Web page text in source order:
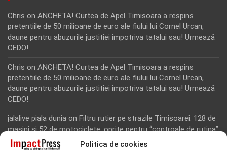
Politica de cookies
Chris on ANCHETA! Curtea de Apel Timisoara a respins
pretentiile de 50 milioane de euro ale fiului lui Cornel Urcan,
daune pentru abuzurile justitiei impotriva tatalui sau! Urmează
CEDO!
Chris on ANCHETA! Curtea de Apel Timisoara a respins
pretentiile de 50 milioane de euro ale fiului lui Cornel Urcan,
daune pentru abuzurile justitiei impotriva tatalui sau! Urmează
CEDO!
jalalive piala dunia on Filtru rutier pe strazile Timisoarei: 128 de
masini si 52 de motociclete, oprite pentru “controale de rutina”
Rodion Camatoritul on Inca un martor din dosarul fraudei cu